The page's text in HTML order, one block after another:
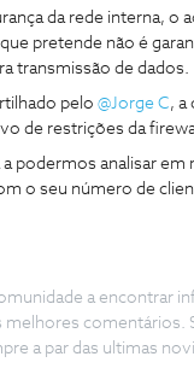
da rede interna,
pretende não é
transmissão de dados.
pelo @Jorge C, a
de restrições da
a podermos analisar
o seu número de
a encontrar
melhores comentários.
a par das ultimas